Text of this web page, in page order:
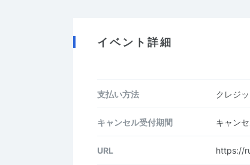
イベント詳細
支払い方法 クレジ
キャンセル受付期間 キャン
URL https://